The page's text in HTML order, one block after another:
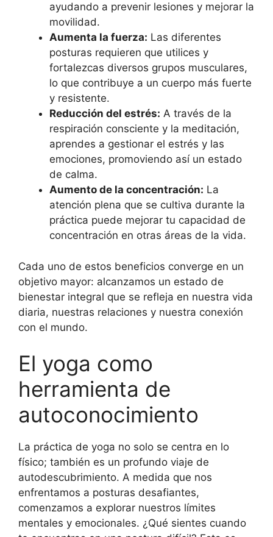
ayudando a prevenir lesiones y mejorar la
movilidad.
Aumenta la fuerza: Las diferentes
posturas requieren que utilices y
fortalezcas diversos grupos musculares,
lo que contribuye a un cuerpo más fuerte
y resistente.
Reducción del estrés: A través de la
respiración consciente y la meditación,
aprendes a gestionar el estrés y las
emociones, promoviendo así un estado
de calma.
Aumento de la concentración: La
atención plena que se cultiva durante la
práctica puede mejorar tu capacidad de
concentración en otras áreas de la vida.
Cada uno de estos beneficios converge en un
objetivo mayor: alcanzamos un estado de
bienestar integral que se refleja en nuestra vida
diaria, nuestras relaciones y nuestra conexión
con el mundo.
El yoga como
herramienta de
autoconocimiento
La práctica de yoga no solo se centra en lo
físico; también es un profundo viaje de
autodescubrimiento. A medida que nos
enfrentamos a posturas desafiantes,
comenzamos a explorar nuestros límites
mentales y emocionales. ¿Qué sientes cuando